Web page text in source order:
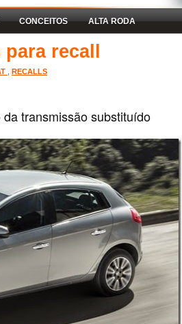
CONCEITOS ALTA RODA
recall
RECALLS
transmissão substituído